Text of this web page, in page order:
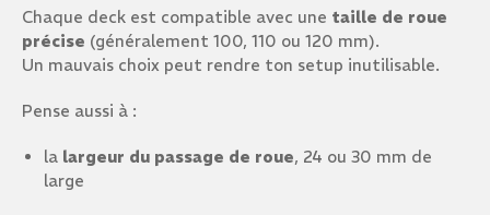
Chaque deck est compatible avec une taille de roue
précise (généralement 100, 110 ou 120 mm).
Un mauvais choix peut rendre ton setup inutilisable.
Pense aussi à :
la largeur du passage de roue, 24 ou 30 mm de
large